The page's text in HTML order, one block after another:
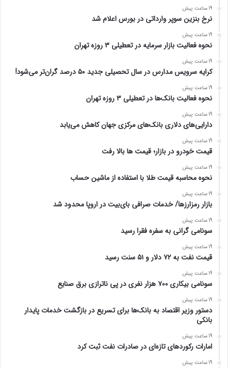
19 ساعت پیش
نرخ بنزین سوپر وارداتی در بورس اعلام شد
19 ساعت پیش
نحوه فعالیت بازار سرمایه در تعطیلی ۳ روزه تهران
19 ساعت پیش
کرایه سرویس مدارس در سال تحصیلی جدید ۵۰ درصد گران‌تر می‌شود!
19 ساعت پیش
نحوه فعالیت بانک‌ها در تعطیلی ۳ روزه تهران
19 ساعت پیش
دارایی‌های دلاری بانک‌های مرکزی جهان کاهش می‌یابد
19 ساعت پیش
قیمت خودرو در بازار؛ قیمت ها بالا رفت
19 ساعت پیش
نحوه محاسبه قیمت طلا با استفاده از ماشین حساب
19 ساعت پیش
بازار رمزارزها/ خدمات صرافی بای‌بیت در اروپا محدود شد
19 ساعت پیش
سونامی گرانی به سفره فقرا رسید
19 ساعت پیش
قیمت نفت به ۷۲ دلار و ۵۱ سنت رسید
19 ساعت پیش
سونامی بیکاری ۷۰۰ هزار نفری در پی ناترازی برق صنایع
19 ساعت پیش
دستور وزیر اقتصاد به بانک‌ها برای تسریع در بازگشت خدمات پایدار
بانکی
19 ساعت پیش
امارات رکورد‌های تازه‌ای در صادرات نفت ثبت کرد
19 ساعت پیش